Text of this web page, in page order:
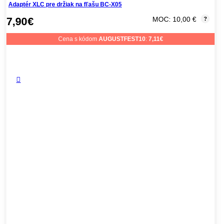
Adaptér XLC pre držiak na fľašu BC-X05
7,90€ MOC: 10,00 € ?
Cena s kódom AUGUSTFEST10: 7,11€